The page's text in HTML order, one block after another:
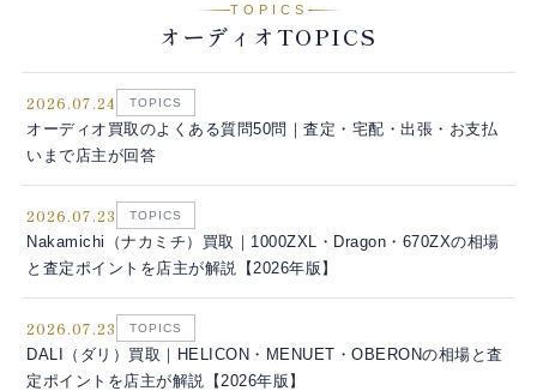
TOPICS
オーディオTOPICS
2026.07.24 TOPICS
オーディオ買取のよくある質問50問｜査定・宅配・出張・お支払
いまで店主が回答
2026.07.23 TOPICS
Nakamichi（ナカミチ）買取｜1000ZXL・Dragon・670ZXの相場
と査定ポイントを店主が解説【2026年版】
2026.07.23 TOPICS
DALI（ダリ）買取｜HELICON・MENUET・OBERONの相場と査
定ポイントを店主が解説【2026年版】